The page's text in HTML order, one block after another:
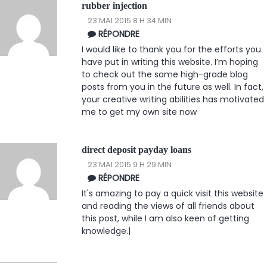
rubber injection
23 MAI 2015 8 H 34 MIN
RÉPONDRE
I would like to thank you for the efforts you
have put in writing this website. I’m hoping
to check out the same high-grade blog
posts from you in the future as well. In fact,
your creative writing abilities has motivated
me to get my own site now
direct deposit payday loans
23 MAI 2015 9 H 29 MIN
RÉPONDRE
It's amazing to pay a quick visit this website
and reading the views of all friends about
this post, while I am also keen of getting
knowledge.|